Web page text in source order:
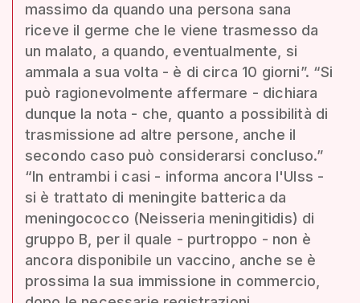
massimo da quando una persona sana
riceve il germe che le viene trasmesso da
un malato, a quando, eventualmente, si
ammala a sua volta - è di circa 10 giorni”. “Si
può ragionevolmente affermare - dichiara
dunque la nota - che, quanto a possibilità di
trasmissione ad altre persone, anche il
secondo caso può considerarsi concluso.”
“In entrambi i casi - informa ancora l'Ulss -
si è trattato di meningite batterica da
meningococco (Neisseria meningitidis) di
gruppo B, per il quale - purtroppo - non è
ancora disponibile un vaccino, anche se è
prossima la sua immissione in commercio,